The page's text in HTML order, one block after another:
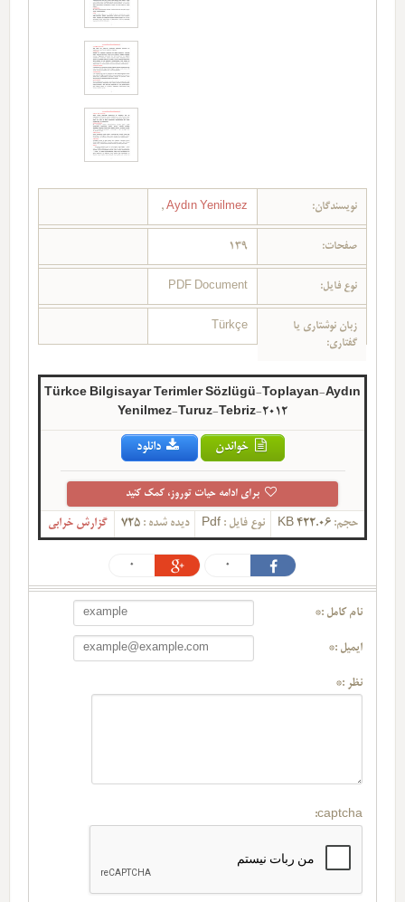
نویسندگان: Aydın Yenilmez
,
صفحات: 139
نوع فایل: PDF Document
زبان نوشتاری یا
گفتاری:
Türkçe
Türkce Bilgisayar Terimler Sözlügü-Toplayan-Aydın
Yenilmez-Turuz-Tebriz-2012
خواندن دانلود
برای ادامه حیات توروز، کمک کنید
حجم: 422.06 KB نوع فایل :Pdf دیده شده :725 گزارش خرابی
0
0
نام کامل :*
ایمیل :*
نظر :*
captcha: